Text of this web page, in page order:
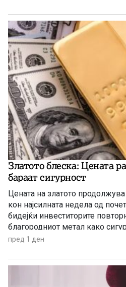
Златото блеска: Цената
бараат сигурност
Цената на златото
кон најсилната недела од
бидејќи инвеститорите
благородниот метал како
услови на глобална економска
пред 1 ден